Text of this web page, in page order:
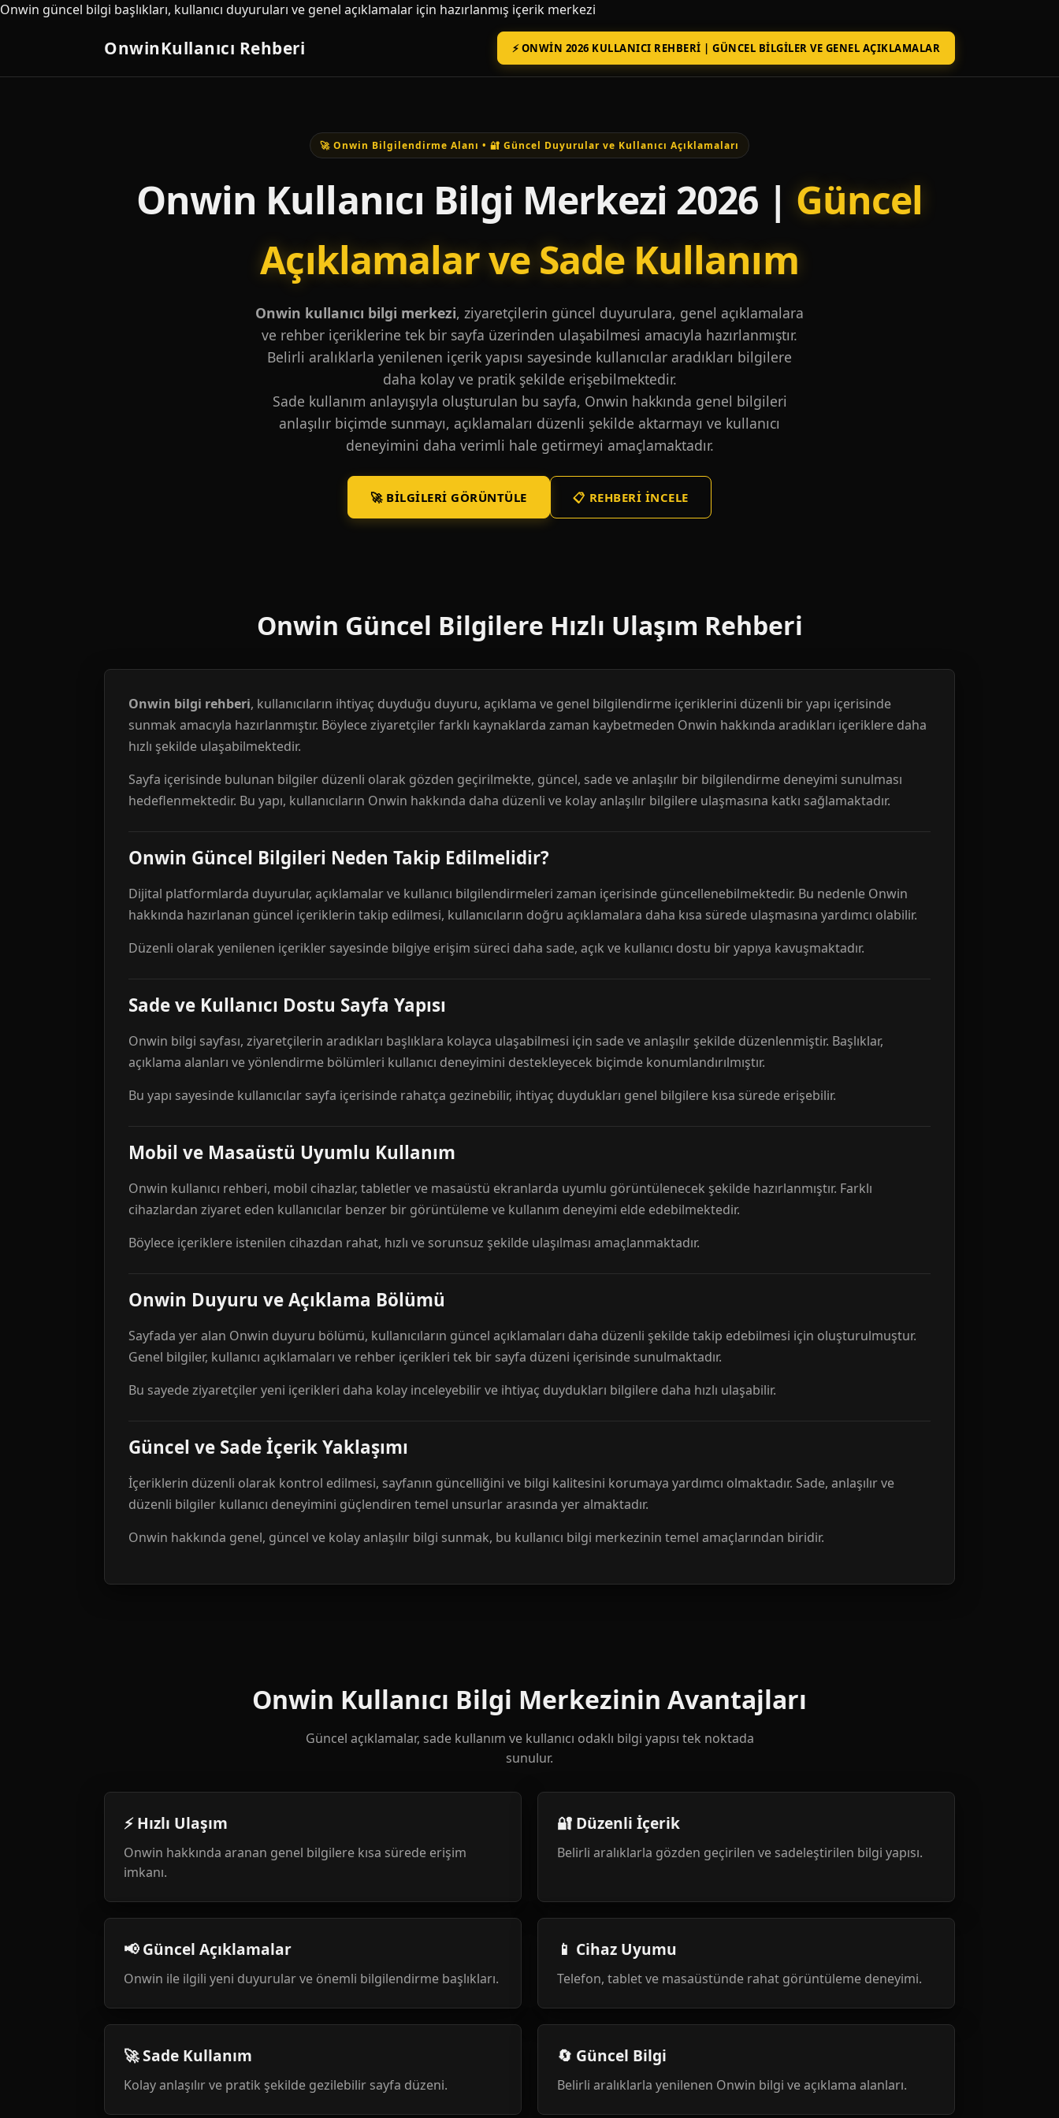
Onwin güncel bilgi başlıkları, kullanıcı duyuruları ve genel açıklamalar için hazırlanmış içerik merkezi
OnwinKullanıcı Rehberi ⚡ ONWIN 2026 KULLANICI REHBERI | GÜNCEL BILGILER VE GENEL AÇIKLAMALAR
🚀 Onwin Bilgilendirme Alanı • 🔐 Güncel Duyurular ve Kullanıcı Açıklamaları
Onwin Kullanıcı Bilgi Merkezi 2026 | Güncel
Açıklamalar ve Sade Kullanım
Onwin kullanıcı bilgi merkezi, ziyaretçilerin güncel duyurulara, genel açıklamalara
ve rehber içeriklerine tek bir sayfa üzerinden ulaşabilmesi amacıyla hazırlanmıştır.
Belirli aralıklarla yenilenen içerik yapısı sayesinde kullanıcılar aradıkları bilgilere
daha kolay ve pratik şekilde erişebilmektedir.
Sade kullanım anlayışıyla oluşturulan bu sayfa, Onwin hakkında genel bilgileri
anlaşılır biçimde sunmayı, açıklamaları düzenli şekilde aktarmayı ve kullanıcı
deneyimini daha verimli hale getirmeyi amaçlamaktadır.
🚀 BILGILERI GÖRÜNTÜLE 📋 REHBERI İNCELE
Onwin Güncel Bilgilere Hızlı Ulaşım Rehberi
Onwin bilgi rehberi, kullanıcıların ihtiyaç duyduğu duyuru, açıklama ve genel bilgilendirme içeriklerini düzenli bir yapı içerisinde
sunmak amacıyla hazırlanmıştır. Böylece ziyaretçiler farklı kaynaklarda zaman kaybetmeden Onwin hakkında aradıkları içeriklere daha
hızlı şekilde ulaşabilmektedir.
Sayfa içerisinde bulunan bilgiler düzenli olarak gözden geçirilmekte, güncel, sade ve anlaşılır bir bilgilendirme deneyimi sunulması
hedeflenmektedir. Bu yapı, kullanıcıların Onwin hakkında daha düzenli ve kolay anlaşılır bilgilere ulaşmasına katkı sağlamaktadır.
Onwin Güncel Bilgileri Neden Takip Edilmelidir?
Dijital platformlarda duyurular, açıklamalar ve kullanıcı bilgilendirmeleri zaman içerisinde güncellenebilmektedir. Bu nedenle Onwin
hakkında hazırlanan güncel içeriklerin takip edilmesi, kullanıcıların doğru açıklamalara daha kısa sürede ulaşmasına yardımcı olabilir.
Düzenli olarak yenilenen içerikler sayesinde bilgiye erişim süreci daha sade, açık ve kullanıcı dostu bir yapıya kavuşmaktadır.
Sade ve Kullanıcı Dostu Sayfa Yapısı
Onwin bilgi sayfası, ziyaretçilerin aradıkları başlıklara kolayca ulaşabilmesi için sade ve anlaşılır şekilde düzenlenmiştir. Başlıklar,
açıklama alanları ve yönlendirme bölümleri kullanıcı deneyimini destekleyecek biçimde konumlandırılmıştır.
Bu yapı sayesinde kullanıcılar sayfa içerisinde rahatça gezinebilir, ihtiyaç duydukları genel bilgilere kısa sürede erişebilir.
Mobil ve Masaüstü Uyumlu Kullanım
Onwin kullanıcı rehberi, mobil cihazlar, tabletler ve masaüstü ekranlarda uyumlu görüntülenecek şekilde hazırlanmıştır. Farklı
cihazlardan ziyaret eden kullanıcılar benzer bir görüntüleme ve kullanım deneyimi elde edebilmektedir.
Böylece içeriklere istenilen cihazdan rahat, hızlı ve sorunsuz şekilde ulaşılması amaçlanmaktadır.
Onwin Duyuru ve Açıklama Bölümü
Sayfada yer alan Onwin duyuru bölümü, kullanıcıların güncel açıklamaları daha düzenli şekilde takip edebilmesi için oluşturulmuştur.
Genel bilgiler, kullanıcı açıklamaları ve rehber içerikleri tek bir sayfa düzeni içerisinde sunulmaktadır.
Bu sayede ziyaretçiler yeni içerikleri daha kolay inceleyebilir ve ihtiyaç duydukları bilgilere daha hızlı ulaşabilir.
Güncel ve Sade İçerik Yaklaşımı
İçeriklerin düzenli olarak kontrol edilmesi, sayfanın güncelliğini ve bilgi kalitesini korumaya yardımcı olmaktadır. Sade, anlaşılır ve
düzenli bilgiler kullanıcı deneyimini güçlendiren temel unsurlar arasında yer almaktadır.
Onwin hakkında genel, güncel ve kolay anlaşılır bilgi sunmak, bu kullanıcı bilgi merkezinin temel amaçlarından biridir.
Onwin Kullanıcı Bilgi Merkezinin Avantajları
Güncel açıklamalar, sade kullanım ve kullanıcı odaklı bilgi yapısı tek noktada
sunulur.
⚡ Hızlı Ulaşım
Onwin hakkında aranan genel bilgilere kısa sürede erişim
imkanı.
🔐 Düzenli İçerik
Belirli aralıklarla gözden geçirilen ve sadeleştirilen bilgi yapısı.
📢 Güncel Açıklamalar
Onwin ile ilgili yeni duyurular ve önemli bilgilendirme başlıkları.
📱 Cihaz Uyumu
Telefon, tablet ve masaüstünde rahat görüntüleme deneyimi.
🚀 Sade Kullanım
Kolay anlaşılır ve pratik şekilde gezilebilir sayfa düzeni.
🔄 Güncel Bilgi
Belirli aralıklarla yenilenen Onwin bilgi ve açıklama alanları.